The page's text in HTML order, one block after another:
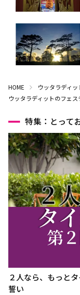
HOME ウッタラディッ
ウッタラディットのフェ
特集：とって
２人なら、もっと
誓い